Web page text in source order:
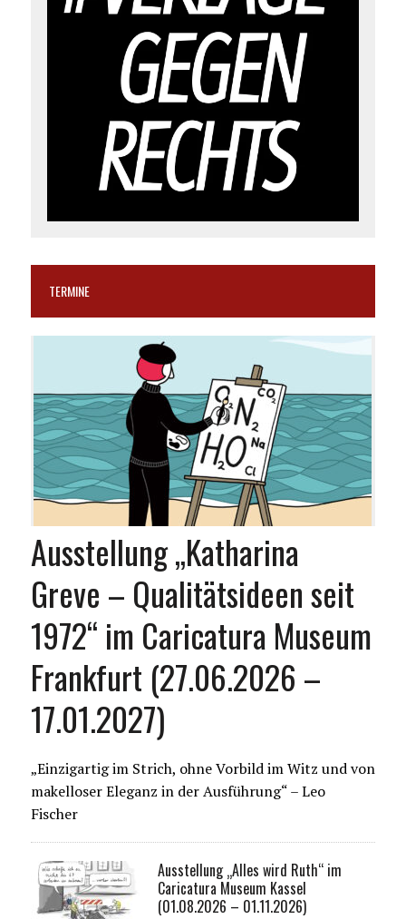
TERMINE
Ausstellung „Katharina
Greve – Qualitätsideen seit
1972“ im Caricatura Museum
Frankfurt (27.06.2026 –
17.01.2027)
„Einzigartig im Strich, ohne Vorbild im Witz und von
makelloser Eleganz in der Ausführung“ – Leo
Fischer
Ausstellung „Alles wird Ruth“ im
Caricatura Museum Kassel
(01.08.2026 – 01.11.2026)